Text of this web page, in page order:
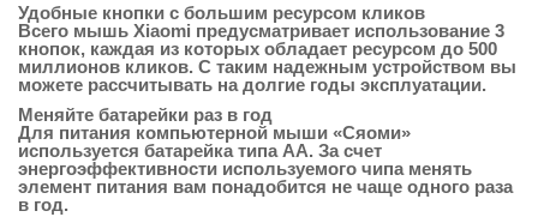
Удобные кнопки с большим ресурсом кликов
Всего мышь Xiaomi предусматривает использование 3
кнопок, каждая из которых обладает ресурсом до 500
миллионов кликов. С таким надежным устройством вы
можете рассчитывать на долгие годы эксплуатации.
Меняйте батарейки раз в год
Для питания компьютерной мыши «Сяоми»
используется батарейка типа АА. За счет
энергоэффективности используемого чипа менять
элемент питания вам понадобится не чаще одного раза
в год.